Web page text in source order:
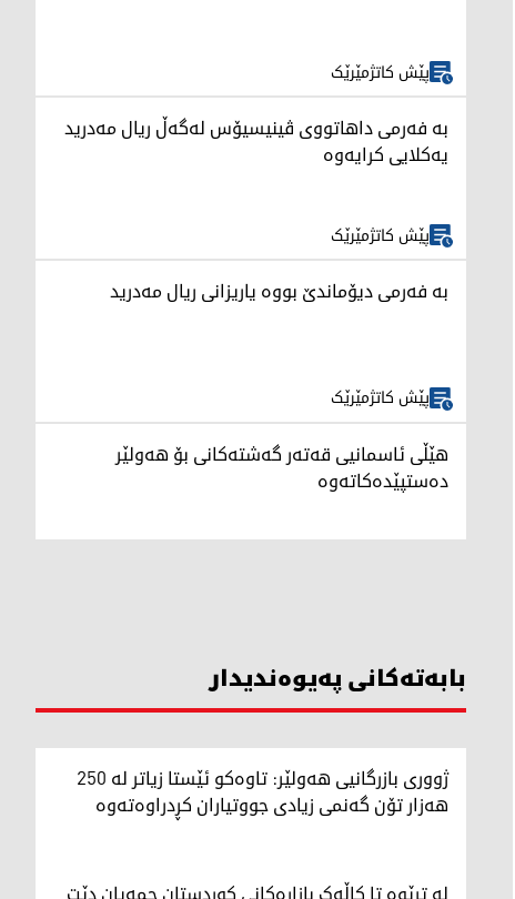
پێش کاتژمێرێک
بە فەرمی داهاتووی ڤینیسیۆس لەگەڵ ریال مەدرید
یەکلایی کرایەوە
پێش کاتژمێرێک
بە فەرمی دیۆماندێ بووە یاریزانی ریال مەدرید
پێش کاتژمێرێک
هێڵی ئاسمانیی قەتەر گەشتەکانی بۆ هەولێر
دەستپێدەکاتەوە
بابەتەکانی پەیوەندیدار
ژووری بازرگانیی هەولێر: تاوەکو ئێستا زیاتر لە 250
هەزار تۆن گەنمی زیادی جووتیاران کڕدراوەتەوە